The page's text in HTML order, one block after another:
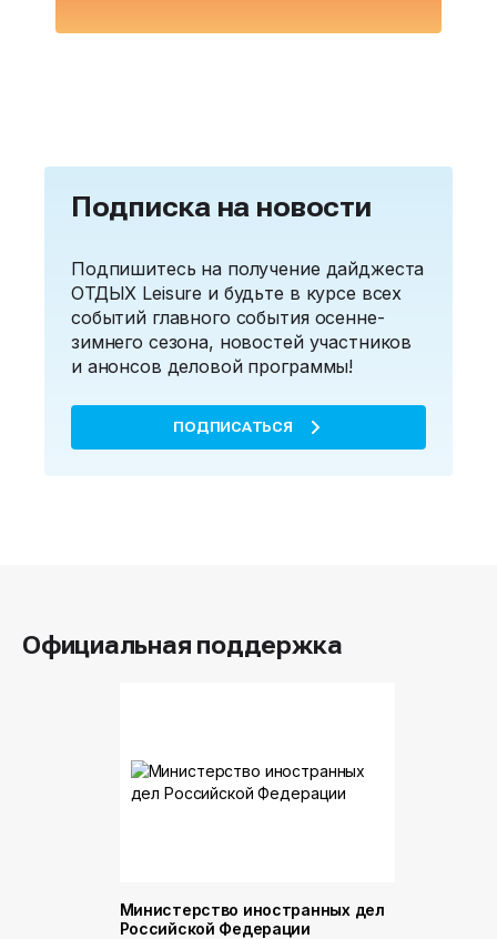
Подписка на новости
Подпишитесь на получение дайджеста
ОТДЫХ Leisure и будьте в курсе всех
событий главного события осенне-
зимнего сезона, новостей участников
и анонсов деловой программы!
ПОДПИСАТЬСЯ
Официальная поддержка
Министерство иностранных дел
Российской Федерации